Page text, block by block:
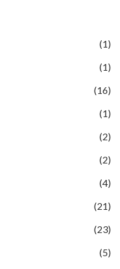
(1)
(1)
(16)
(1)
(2)
(2)
(4)
(21)
(23)
(5)